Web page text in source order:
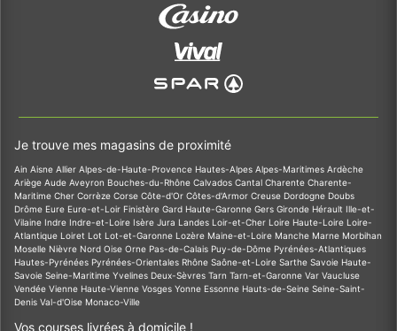
Je trouve mes magasins de proximité
Ain Aisne Allier Alpes-de-Haute-Provence Hautes-Alpes Alpes-Maritimes Ardèche
Ariège Aude Aveyron Bouches-du-Rhône Calvados Cantal Charente Charente-
Maritime Cher Corrèze Corse Côte-d'Or Côtes-d'Armor Creuse Dordogne Doubs
Drôme Eure Eure-et-Loir Finistère Gard Haute-Garonne Gers Gironde Hérault Ille-et-
Vilaine Indre Indre-et-Loire Isère Jura Landes Loir-et-Cher Loire Haute-Loire Loire-
Atlantique Loiret Lot Lot-et-Garonne Lozère Maine-et-Loire Manche Marne Morbihan
Moselle Nièvre Nord Oise Orne Pas-de-Calais Puy-de-Dôme Pyrénées-Atlantiques
Hautes-Pyrénées Pyrénées-Orientales Rhône Saône-et-Loire Sarthe Savoie Haute-
Savoie Seine-Maritime Yvelines Deux-Sèvres Tarn Tarn-et-Garonne Var Vaucluse
Vendée Vienne Haute-Vienne Vosges Yonne Essonne Hauts-de-Seine Seine-Saint-
Denis Val-d'Oise Monaco-Ville
Vos courses livrées à domicile !